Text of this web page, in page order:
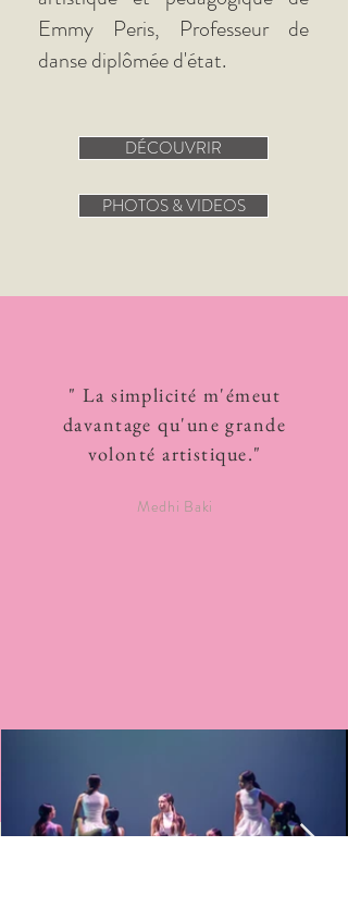
Emmy Peris, Professeur de
danse diplômée d'état.
DÉCOUVRIR
PHOTOS & VIDEOS
" La simplicité m'émeut
davantage qu'une grande
volonté artistique."
Medhi Baki